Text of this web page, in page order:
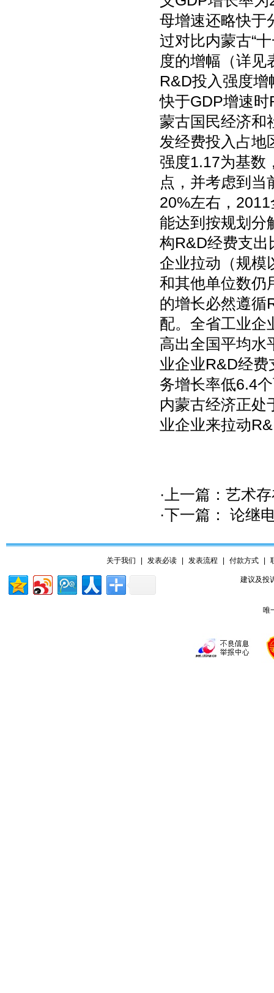
母增速还略快于
过对比内蒙古“
度的增幅（详见
R&D投入强度
快于GDP增速
蒙古国民经济和
发经费投入占地
强度1.17为基数
点，并考虑到当
20%左右，
能达到按规划分
构R&D经费支出
企业拉动（规模
和其他单位数仍
的增长必然遵循
配。全省工业企
高出全国平均水
业企业R&D经
务增长率低6.4
内蒙古经济正处
业企业来拉动
·上一篇： 艺术
·下一篇：
论继
关于我们 发表必读 发表流程 付款方式
建议及投
唯